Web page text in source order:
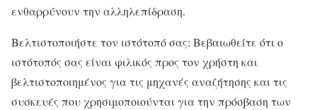
ενθαρρύνουν την αλληλεπίδραση.
Βελτιστοποιήστε τον ιστότοπό σας: Βεβαιωθείτε ότι ο
ιστότοπός σας είναι φιλικός προς τον χρήστη και
βελτιστοποιημένος για τις μηχανές αναζήτησης και τις
συσκευές που χρησιμοποιούνται για την πρόσβαση των